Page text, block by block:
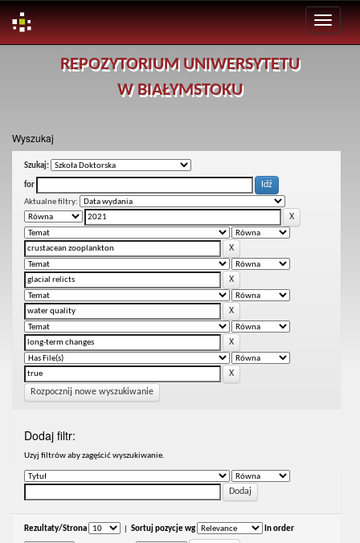
REPOZYTORIUM UNIWERSYTETU
W BIAŁYMSTOKU
Wyszukaj
Szukaj:
for
Aktualne filtry:
Rozpocznij nowe wyszukiwanie
Dodaj filtr:
Uzyj filtrów aby zagęścić wyszukiwanie.
Rezultaty/Strona Sortuj pozycje wg In order